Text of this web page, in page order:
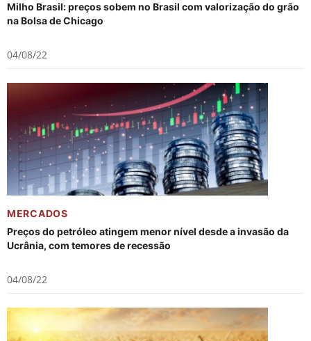
Milho Brasil: preços sobem no Brasil com valorização do grão
na Bolsa de Chicago
04/08/22
MERCADOS
Preços do petróleo atingem menor nível desde a invasão da
Ucrânia, com temores de recessão
04/08/22